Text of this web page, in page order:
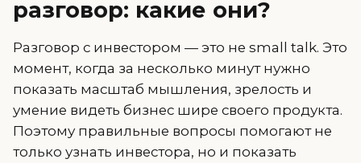
разговор: какие они?
Разговор с инвестором — это не small talk. Это
момент, когда за несколько минут нужно
показать масштаб мышления, зрелость и
умение видеть бизнес шире своего продукта.
Поэтому правильные вопросы помогают не
только узнать инвестора, но и показать